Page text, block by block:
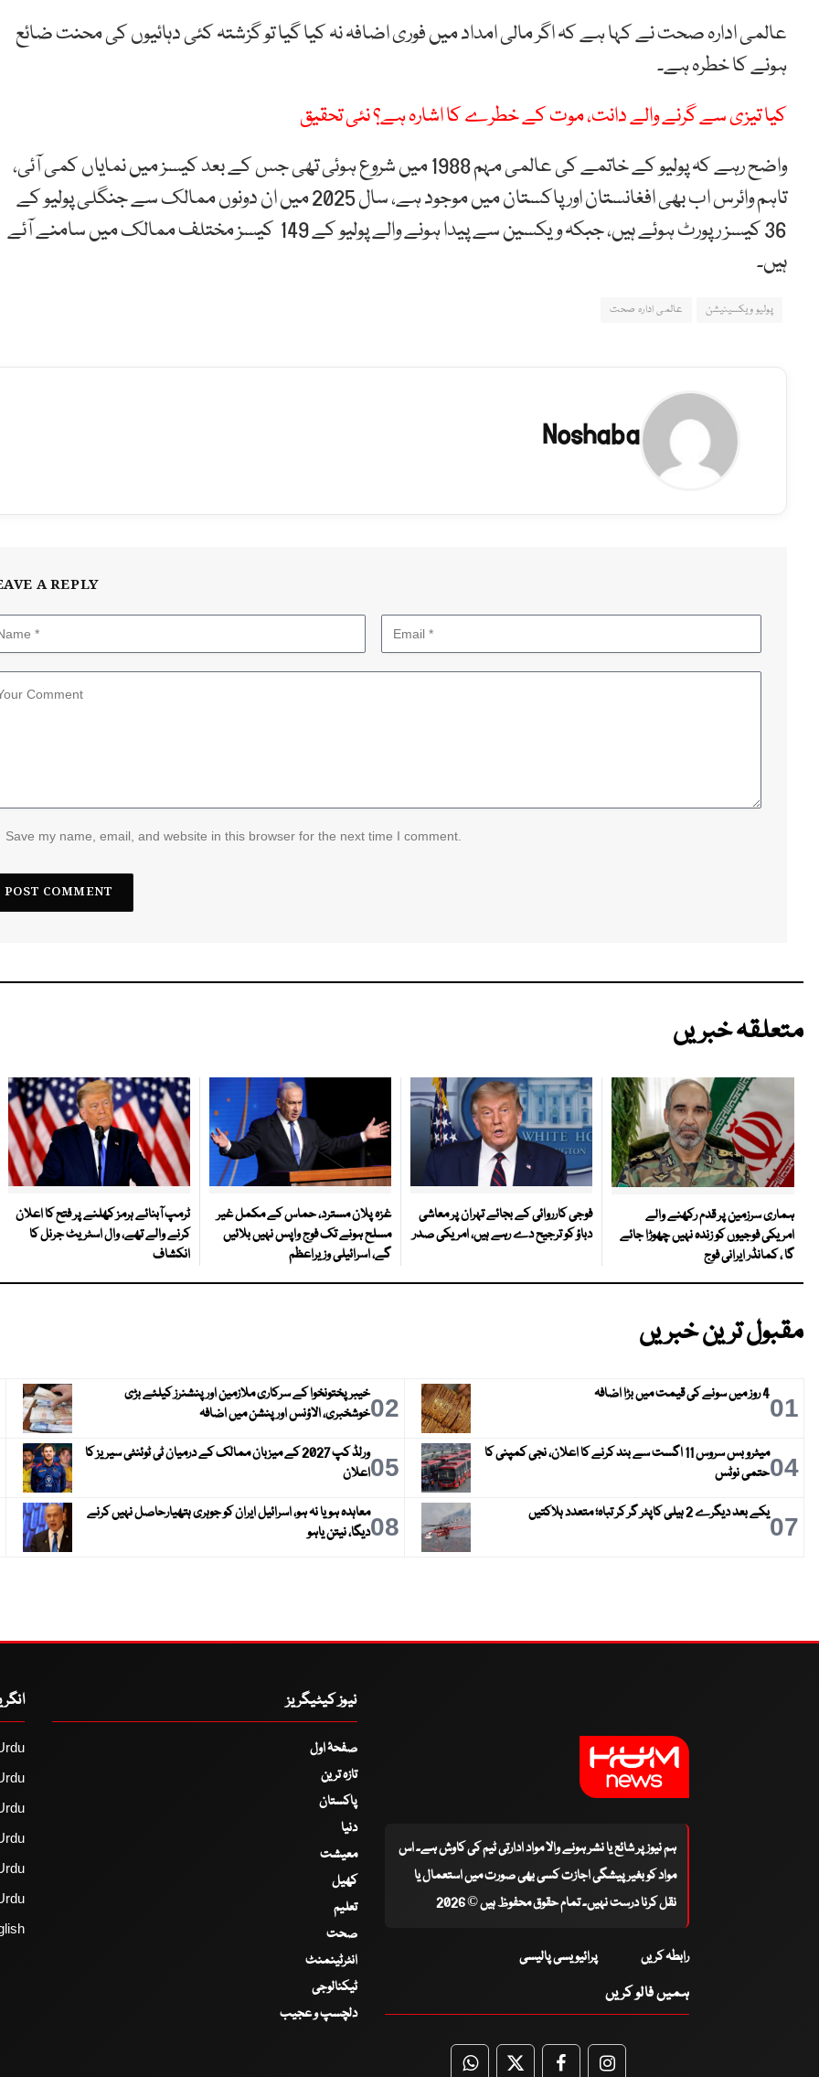
عالمی ادارہ صحت نے کہا ہے کہ اگر مالی امداد میں فوری اضافہ نہ کیا گیا تو گزشتہ کئی دہائیوں کی محنت ضائع
ہونے کا خطرہ ہے۔
کیا تیزی سے گرنے والے دانت، موت کے خطرے کا اشارہ ہے؟ نئی تحقیق
واضح رہے کہ پولیو کے خاتمے کی عالمی مہم 1988 میں شروع ہوئی تھی جس کے بعد کیسز میں نمایاں کمی آئی،
تاہم وائرس اب بھی افغانستان اور پاکستان میں موجود ہے، سال 2025 میں ان دونوں ممالک سے جنگلی پولیو کے
36 کیسز رپورٹ ہوئے ہیں، جبکہ ویکسین سے پیدا ہونے والے پولیو کے 149 کیسز مختلف ممالک میں سامنے آئے
ہیں۔
پولیو ویکسینیشن عالمی ادارہ صحت
Noshaba
A REPLY
Save my name, email, and website in this browser for the next time I comment.
متعلقہ خبریں
ہماری سرزمین پر قدم رکھنے والے
امریکی فوجیوں کو زندہ نہیں چھوڑا جائے
گا ، کمانڈر ایرانی فوج
فوجی کارروائی کے بجائے تہران پر معاشی
دباؤ کو ترجیح دے رہے ہیں، امریکی صدر
غزہ پلان مسترد، حماس کے مکمل غیر
مسلح ہونے تک فوج واپس نہیں بلائیں
گے، اسرائیلی وزیراعظم
ٹرمپ آبنائے ہرمز کھلنے پر فتح کا اعلان
کرنے والے تھے، وال اسٹریٹ جرنل کا
انکشاف
مقبول ترین خبریں
014 روز میں سونے کی قیمت میں بڑا اضافہ 02خیبرپختونخوا کے سرکاری ملازمین اور پنشنرز کیلئے بڑی
خوشخبری، الاؤنس اور پنشن میں اضافہ
04
میٹرو بس سروس 11 اگست سے بند کرنے کا اعلان، نجی کمپنی کا
حتمی نوٹس
05
ورلڈ کپ 2027 کے میزبان ممالک کے درمیان ٹی ٹوئنٹی سیریز کا
اعلان
07یکے بعد دیگرے 2 ہیلی کاپٹر گر کر تباہ؛ متعدد ہلاکتیں 08معاہدہ ہو یا نہ ہو، اسرائیل ایران کو جوہری ہتھیارحاصل نہیں کرنے
دیگا، نیتن یاہو
ہم نیوز پر شائع یا نشر ہونے والا مواد ادارتی ٹیم کی کاوش ہے۔ اس
مواد کو بغیر پیشگی اجازت کسی بھی صورت میں استعمال یا
نقل کرنا درست نہیں۔ تمام حقوق محفوظ ہیں © 2026
رابطہ کریں پرائیویسی پالیسی
ہمیں فالو کریں
نیوز کیٹیگریز
صفحۂ اول
تازہ ترین
پاکستان
دنیا
معیشت
کھیل
تعلیم
صحت
انٹرٹینمنٹ
ٹیکنالوجی
دلچسپ و عجیب